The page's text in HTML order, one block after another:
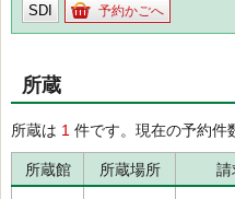
SDI 予約かごへ
所蔵
所蔵は 1 件です。現在の予約件
所蔵館 所蔵場所 請